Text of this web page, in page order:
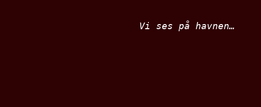
Vi ses på havnen…